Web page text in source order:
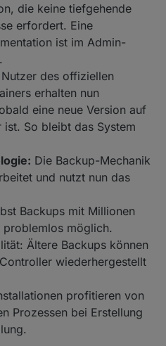
die keine tiefgehende
erfordert. Eine
ist im Admin-
Nutzer des offiziellen
erhalten nun
eine neue Version auf
So bleibt das System
Die Backup-Mechanik
und nutzt nun das
Backups mit Millionen
möglich.
Ältere Backups können
wiederhergestellt
profitieren von
Prozessen bei Erstellung